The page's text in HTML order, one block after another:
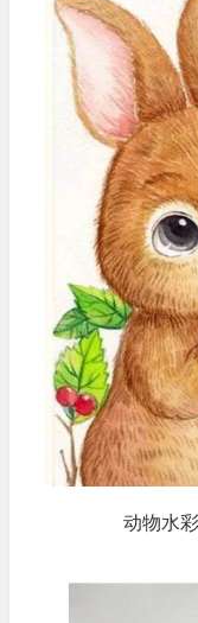
动物水